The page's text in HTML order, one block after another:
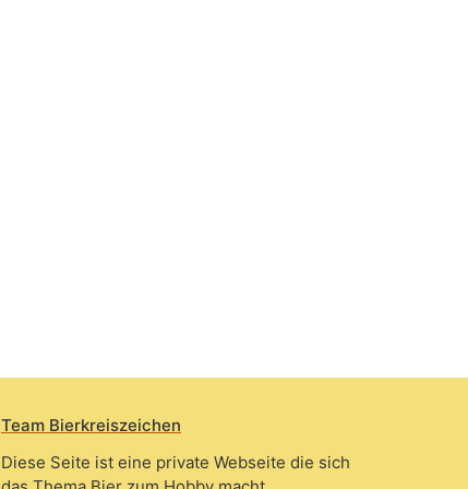
Team Bierkreiszeichen
Diese Seite ist eine private Webseite die sich